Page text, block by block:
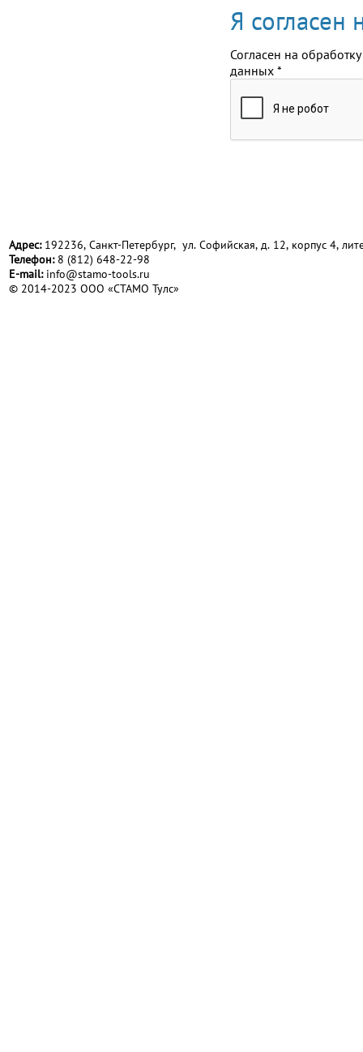
Я согласен
Согласен на обработку
данных *
Адрес:192236, Санкт-Петербург, ул. Софийская, д. 12, корпус 4,
Телефон:8 (812) 648-22-98
Е-mail: info@stamo-tools.ru
© 2014-2023 ООО «СТАМО Тулс»